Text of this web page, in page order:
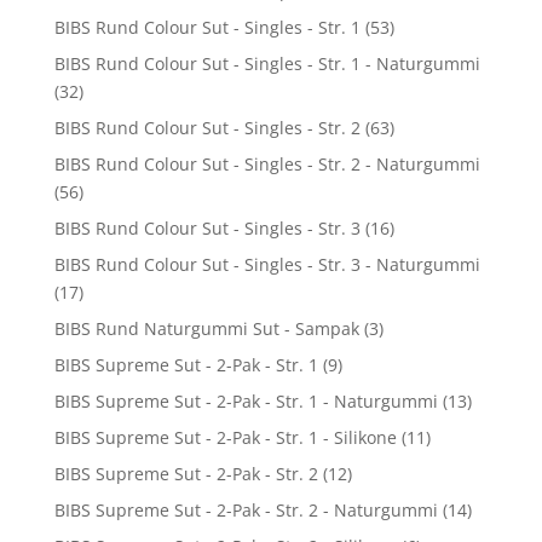
BIBS Rund Colour Sut - Singles - Str. 1 (53)
BIBS Rund Colour Sut - Singles - Str. 1 - Naturgummi
(32)
BIBS Rund Colour Sut - Singles - Str. 2 (63)
BIBS Rund Colour Sut - Singles - Str. 2 - Naturgummi
(56)
BIBS Rund Colour Sut - Singles - Str. 3 (16)
BIBS Rund Colour Sut - Singles - Str. 3 - Naturgummi
(17)
BIBS Rund Naturgummi Sut - Sampak (3)
BIBS Supreme Sut - 2-Pak - Str. 1 (9)
BIBS Supreme Sut - 2-Pak - Str. 1 - Naturgummi (13)
BIBS Supreme Sut - 2-Pak - Str. 1 - Silikone (11)
BIBS Supreme Sut - 2-Pak - Str. 2 (12)
BIBS Supreme Sut - 2-Pak - Str. 2 - Naturgummi (14)